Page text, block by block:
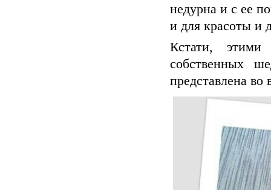
недурна и с ее
и для красоты и
Кстати, этими
собственных
представлена во